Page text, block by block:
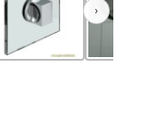
›
Weiter